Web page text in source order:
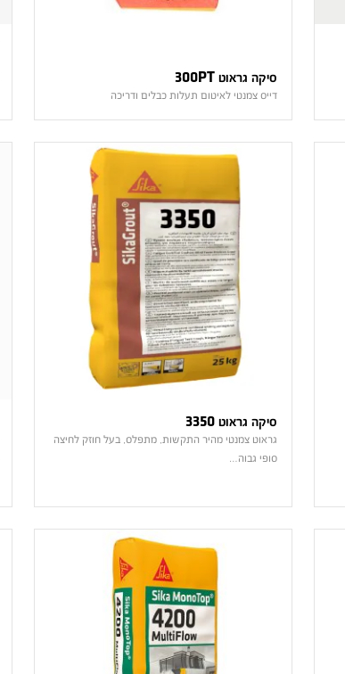
סיקה גראוט 300PT
דייס צמנטי לאיטום תעלות כבלים ודריכה
סיקה גראוט 3350
גראוט צמנטי מהיר התקשות, מתפלס, בעל חוזק לחיצה
סופי גבוה…